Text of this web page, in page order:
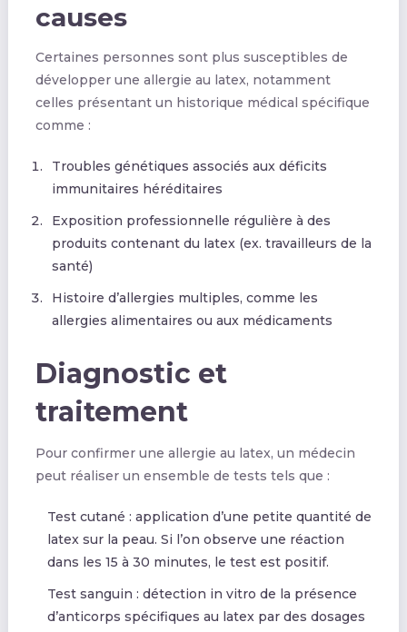
causes
Certaines personnes sont plus susceptibles de
développer une allergie au latex, notamment
celles présentant un historique médical spécifique
comme :
Troubles génétiques associés aux déficits
immunitaires héréditaires
Exposition professionnelle régulière à des
produits contenant du latex (ex. travailleurs de la
santé)
Histoire d’allergies multiples, comme les
allergies alimentaires ou aux médicaments
Diagnostic et
traitement
Pour confirmer une allergie au latex, un médecin
peut réaliser un ensemble de tests tels que :
Test cutané : application d’une petite quantité de
latex sur la peau. Si l’on observe une réaction
dans les 15 à 30 minutes, le test est positif.
Test sanguin : détection in vitro de la présence
d’anticorps spécifiques au latex par des dosages